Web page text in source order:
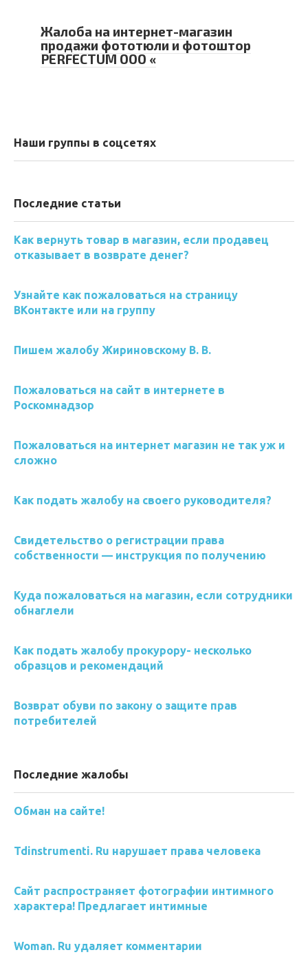
Жалоба на интернет-магазин
продажи фототюли и фотоштор
PERFECTUM ООО «
Наши группы в соцсетях
Последние статьи
Как вернуть товар в магазин, если продавец
отказывает в возврате денег?
Узнайте как пожаловаться на страницу
ВКонтакте или на группу
Пишем жалобу Жириновскому В. В.
Пожаловаться на сайт в интернете в
Роскомнадзор
Пожаловаться на интернет магазин не так уж и
сложно
Как подать жалобу на своего руководителя?
Свидетельство о регистрации права
собственности — инструкция по получению
Куда пожаловаться на магазин, если сотрудники
обнаглели
Как подать жалобу прокурору- несколько
образцов и рекомендаций
Возврат обуви по закону о защите прав
потребителей
Последние жалобы
Обман на сайте!
Tdinstrumenti. Ru нарушает права человека
Сайт распространяет фотографии интимного
характера! Предлагает интимные
Woman. Ru удаляет комментарии